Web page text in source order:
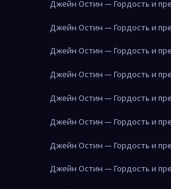
Джейн Остин — Гордость и
Джейн Остин — Гордость и
Джейн Остин — Гордость и
Джейн Остин — Гордость и
Джейн Остин — Гордость и
Джейн Остин — Гордость и
Джейн Остин — Гордость и
Джейн Остин — Гордость и